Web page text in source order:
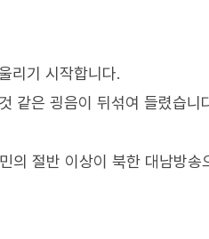
리기 시작합니다.
같은 굉음이 뒤섞여 들렸습니
의 절반 이상이 북한 대남방